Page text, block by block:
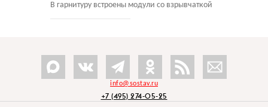
В гарнитуру встроены модули со взрывчаткой
info@sostav.ru
+7 (495) 274-05-25